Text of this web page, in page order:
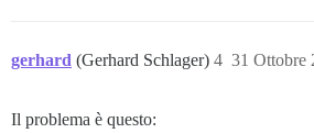
gerhard (Gerhard Schlager) 31 Ottobre
4
Il problema è questo: